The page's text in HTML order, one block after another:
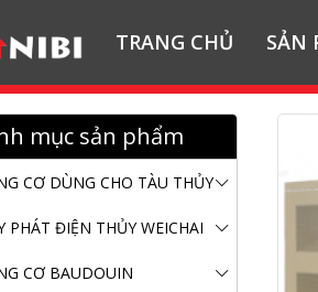
TRANG CHỦ SẢN
mục sản phẩm
CƠ DÙNG CHO TÀU THỦY
PHÁT ĐIỆN THỦY WEICHAI
CƠ BAUDOUIN